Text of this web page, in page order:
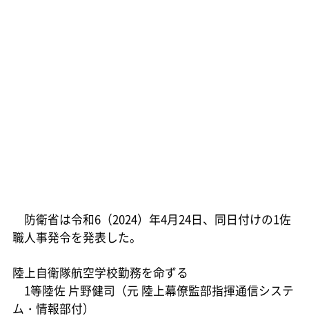
防衛省は令和6（2024）年4月24日、同日付けの1佐
職人事発令を発表した。
陸上自衛隊航空学校勤務を命ずる
1等陸佐 片野健司（元 陸上幕僚監部指揮通信システ
ム・情報部付）